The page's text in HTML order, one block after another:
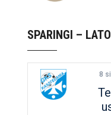
SPARINGI –
8